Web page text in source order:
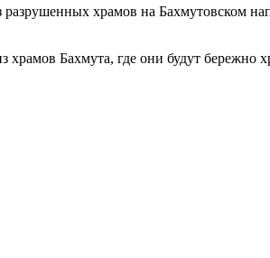
храмов на Бахмутовском
Бахмута, где они будут